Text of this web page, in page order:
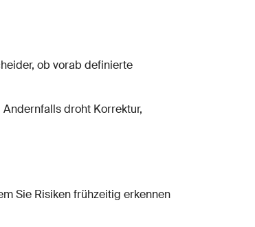
ob vorab definierte
droht Korrektur,
Sie Risiken frühzeitig erkennen